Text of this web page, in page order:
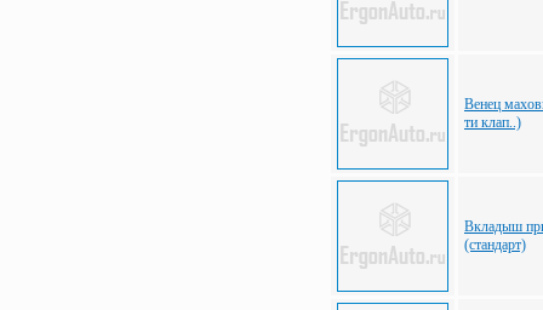
Венец
ти клап..)
Вкладыш
(стандарт)